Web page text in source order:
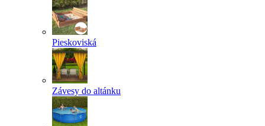
Pieskoviská
Závesy do altánku